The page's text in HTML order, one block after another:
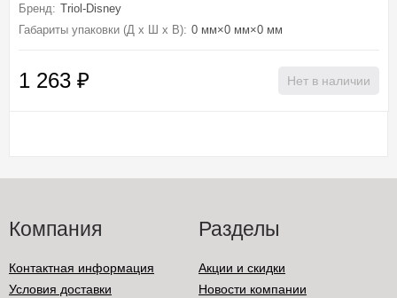
Бренд: Triol-Disney
Габариты упаковки (Д х Ш х В): 0 мм×0 мм×0 мм
1 263 ₽ Нет в наличии
Компания
Контактная информация
Условия доставки
Разделы
Акции и скидки
Новости компании